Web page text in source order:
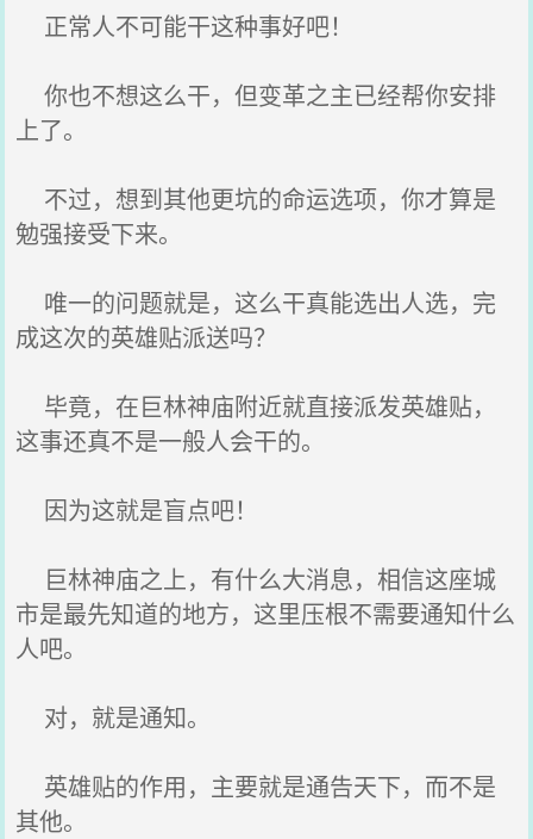
正常人不可能干这种事好吧！
你也不想这么干，但变革之主已经帮你安排
上了。
不过，想到其他更坑的命运选项，你才算是
勉强接受下来。
唯一的问题就是，这么干真能选出人选，完
成这次的英雄贴派送吗？
毕竟，在巨林神庙附近就直接派发英雄贴，
这事还真不是一般人会干的。
因为这就是盲点吧！
巨林神庙之上，有什么大消息，相信这座城
市是最先知道的地方，这里压根不需要通知什么
人吧。
对，就是通知。
英雄贴的作用，主要就是通告天下，而不是
其他。